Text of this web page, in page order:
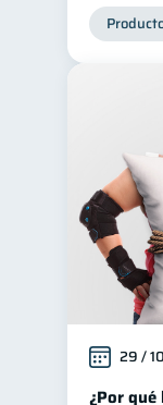
29 /
¿Por